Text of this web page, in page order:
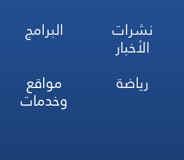
نشرات
الأخبار
البرامج
رياضة مواقع
وخدمات